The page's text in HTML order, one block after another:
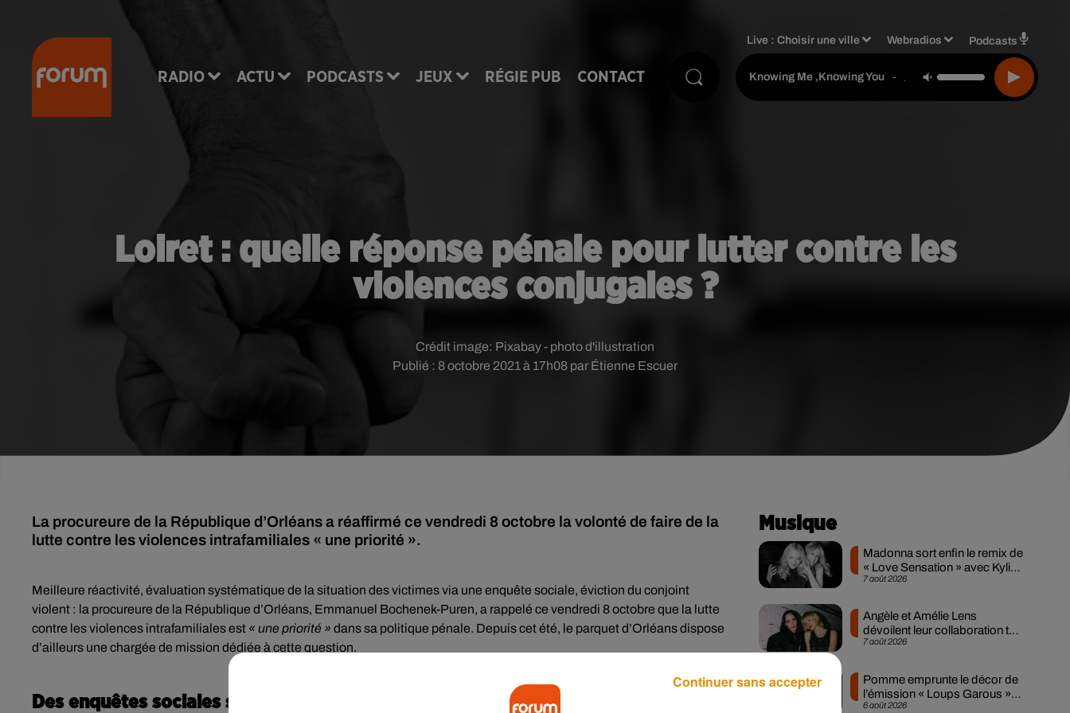
RADIO ACTU PODCASTS JEUX RÉGIE PUB CONTACT
Live :Choisir une ville Webradios Podcasts
Knowing Me ,knowing You - Abba
Loiret : quelle réponse pénale pour lutter contre les
violences conjugales ?
Publié : 8 octobre 2021 à 17h08 par Étienne Escuer
Crédit image: Pixabay - photo d'illustration
La procureure de la République d’Orléans a réaffirmé ce vendredi 8 octobre la volonté de faire de la
lutte contre les violences intrafamiliales « une priorité ».
Meilleure réactivité, évaluation systématique de la situation des victimes via une enquête sociale, éviction du conjoint
violent : la procureure de la République d’Orléans, Emmanuel Bochenek-Puren, a rappelé ce vendredi 8 octobre que la lutte
contre les violences intrafamiliales est « une priorité » dans sa politique pénale. Depuis cet été, le parquet d’Orléans dispose
d’ailleurs une chargée de mission dédiée à cette question.
Des enquêtes sociales systématiques
Musique
7 août 2026
Madonna sort enfin le remix de
« Love Sensation » avec Kylie
Minogue
7 août 2026
Angèle et Amélie Lens
dévoilent leur collaboration tant
attendue
6 août 2026
Pomme emprunte le décor de
l’émission « Loups Garous »
pour son...
Continuer sans accepter